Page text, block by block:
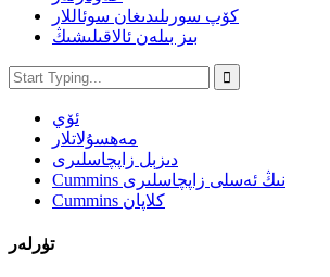
كۆپ سورىلىدىغان سوئاللار
بىز بىلەن ئالاقىلىشىڭ
ئۆي
مەھسۇلاتلار
دىزېل زاپچاسلىرى
Cummins نىڭ ئەسلى زاپچاسلىرى
Cummins كلاپان
تۈرلەر